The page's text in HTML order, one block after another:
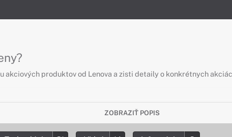
akciových produktov od Lenova a zisti detaily o konkrétnych
ZOBRAZIŤ POPIS